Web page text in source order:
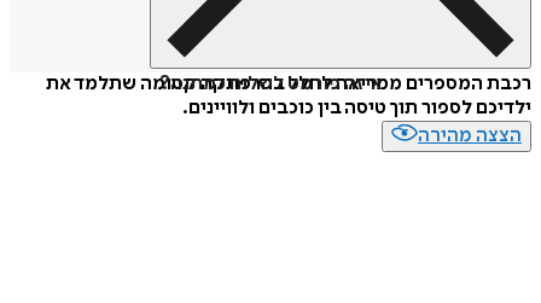
איזה פורמט לשלוח כמתנה?
רכבת המספרים ממריאה לחלל בהרפתקה קסומה שתלמד את
ילדיכם לספור תוך טיסה בין כוכבים ולוויינים.
הצצה מהירה